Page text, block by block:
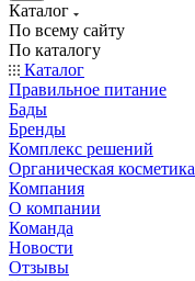
Каталог
По всему сайту
По каталогу
Каталог
Правильное питание
Бады
Бренды
Комплекс решений
Органическая косметика
Компания
О компании
Команда
Новости
Отзывы